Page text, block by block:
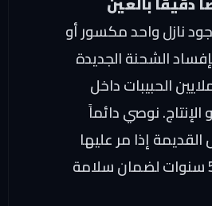
نازل واحد مكسور أو
الشحنة الجديدة
الحبيبات داخل
نوصي دائماً
القديمة إذا مر عليها
أكثر من 3 إلى 5 سنوات لضمان سلامة